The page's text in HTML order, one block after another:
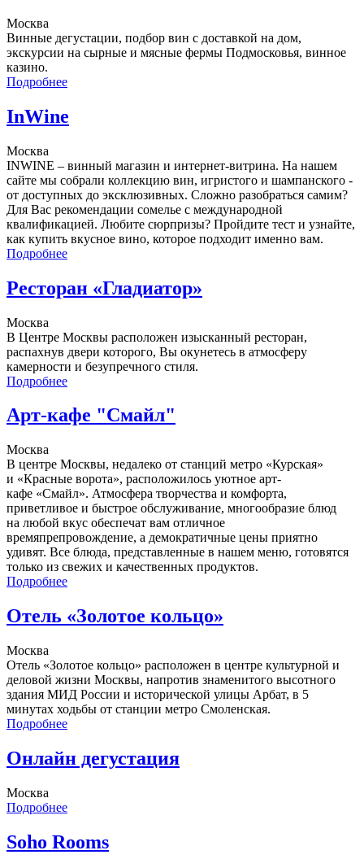
Москва
Винные дегустации, подбор вин с доставкой на дом,
экскурсии на сырные и мясные фермы Подмосковья, винное
казино.
Подробнее
InWine
Москва
INWINE – винный магазин и интернет-витрина. На нашем
сайте мы собрали коллекцию вин, игристого и шампанского -
от доступных до эксклюзивных. Сложно разобраться самим?
Для Вас рекомендации сомелье с международной
квалификацией. Любите сюрпризы? Пройдите тест и узнайте,
как купить вкусное вино, которое подходит именно вам.
Подробнее
Ресторан «Гладиатор»
Москва
В Центре Москвы расположен изысканный ресторан,
распахнув двери которого, Вы окунетесь в атмосферу
камерности и безупречного стиля.
Подробнее
Арт-кафе "Смайл"
Москва
В центре Москвы, недалеко от станций метро «Курская»
и «Красные ворота», расположилось уютное арт-
кафе «Смайл». Атмосфера творчества и комфорта,
приветливое и быстрое обслуживание, многообразие блюд
на любой вкус обеспечат вам отличное
времяпрепровождение, а демократичные цены приятно
удивят. Все блюда, представленные в нашем меню, готовятся
только из свежих и качественных продуктов.
Подробнее
Отель «Золотое кольцо»
Москва
Отель «Золотое кольцо» расположен в центре культурной и
деловой жизни Москвы, напротив знаменитого высотного
здания МИД России и исторической улицы Арбат, в 5
минутах ходьбы от станции метро Смоленская.
Подробнее
Онлайн дегустация
Москва
Подробнее
Soho Rooms